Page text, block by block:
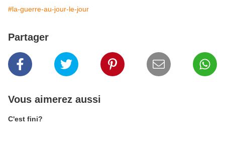
#la-guerre-au-jour-le-jour
Partager
Vous aimerez aussi
C'est fini?